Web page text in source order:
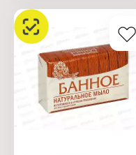
(CI 77891), краситель CI
12490.
Характеристики:
Производитель: Nefis
Cosmetics
Тип товара: Мыло
Назначение: туалетное
Линейка: Осенний Вальс